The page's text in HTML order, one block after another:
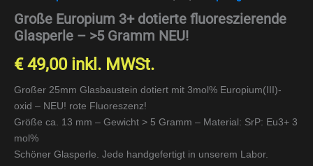
Große Europium 3+ dotierte fluoreszierende
Glasperle – >5 Gramm NEU!
€49,00 inkl. MWSt.
Großer 25mm Glasbaustein dotiert mit 3mol% Europium(III)-
oxid – NEU! rote Fluoreszenz!
Größe ca. 13 mm – Gewicht > 5 Gramm – Material: SrP: Eu3+ 3
mol%
Schöner Glasperle. Jede handgefertigt in unserem Labor.